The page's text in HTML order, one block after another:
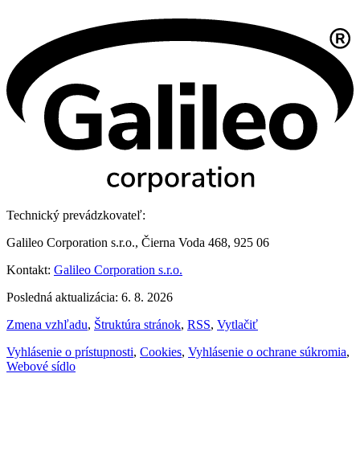
Technický prevádzkovateľ:
Galileo Corporation s.r.o., Čierna Voda 468, 925 06
Kontakt: Galileo Corporation s.r.o.
Posledná aktualizácia: 6. 8. 2026
Zmena vzhľadu, Štruktúra stránok, RSS, Vytlačiť
Vyhlásenie o prístupnosti, Cookies, Vyhlásenie o ochrane súkromia,
Webové sídlo